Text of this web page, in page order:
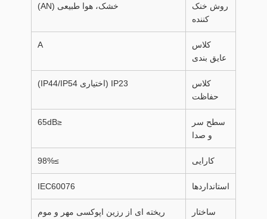
روش خنک
کننده
خشک، هوا طبیعی (AN)
کلاس
عایق بندی
A
کلاس
حفاظت
IP23 (اختیاری IP44/IP54)
سطح سر
و صدا
≤65dB
کارایی ≥98%
استانداردها IEC60076
ساختار
ریخته ای از رزین اپوکسی مهر و موم